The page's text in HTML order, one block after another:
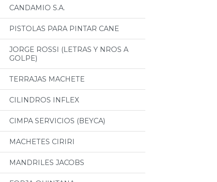
CANDAMIO S.A.
PISTOLAS PARA PINTAR CANE
JORGE ROSSI (LETRAS Y NROS A
GOLPE)
TERRAJAS MACHETE
CILINDROS INFLEX
CIMPA SERVICIOS (BEYCA)
MACHETES CIRIRI
MANDRILES JACOBS